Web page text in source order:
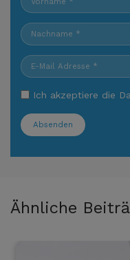
Ich akzeptiere die
Absenden
Ähnliche